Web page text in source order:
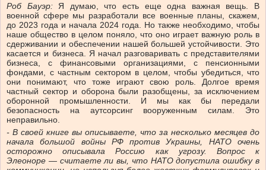
Роб Бауэр:Я думаю, что есть еще одна важная вещь. В
военной сфере мы разработали все военные планы, скажем,
до 2023 года и начала 2024 года. Но также необходимо, чтобы
наше общество в целом поняло, что оно играет важную роль в
сдерживании и обеспечении нашей большей устойчивости. Это
касается и бизнеса. Я начал разговаривать с представителями
бизнеса, с финансовыми организациями, с пенсионными
фондами, с частным сектором в целом, чтобы убедиться, что
они понимают, что тоже играют свою роль. Долгое время
частный сектор и оборона были разобщены, за исключением
оборонной промышленности. И мы как бы передали
безопасность на аутсорсинг вооруженным силам. Это
неправильно.
- В своей книге вы описываете, что за несколько месяцев до
начала большой войны РФ против Украины, НАТО очень
осторожно описывала Россию как угрозу. Вопрос к
Элеоноре — считаете ли вы, что НАТО допустила ошибку в